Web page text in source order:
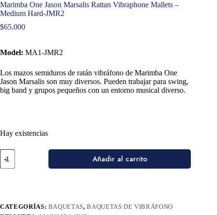
Marimba One Jason Marsalis Rattan Vibraphone Mallets –
Medium Hard-JMR2
$65.000
Model: MA1-JMR2
Los mazos semiduros de ratán vibráfono de Marimba One
Jason Marsalis son muy diversos. Pueden trabajar para swing,
big band y grupos pequeños con un entorno musical diverso.
Hay existencias
Añadir al carrito
CATEGORÍAS: BAQUETAS,BAQUETAS DE VIBRÁFONO